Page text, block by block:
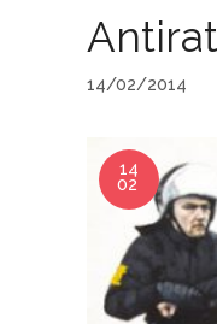
14/02/2014
14
02